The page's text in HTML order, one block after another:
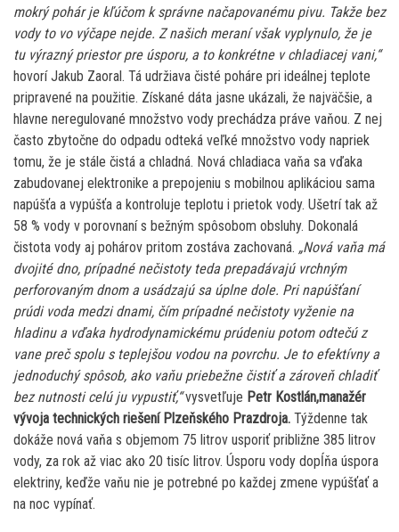
mokrý pohár je kľúčom k správne načapovanému pivu. Takže bez
vody to vo výčape nejde. Z našich meraní však vyplynulo, že je
tu výrazný priestor pre úsporu, a to konkrétne v chladiacej vani,“
hovorí Jakub Zaoral. Tá udržiava čisté poháre pri ideálnej teplote
pripravené na použitie. Získané dáta jasne ukázali, že najväčšie, a
hlavne neregulované množstvo vody prechádza práve vaňou. Z nej
často zbytočne do odpadu odteká veľké množstvo vody napriek
tomu, že je stále čistá a chladná. Nová chladiaca vaňa sa vďaka
zabudovanej elektronike a prepojeniu s mobilnou aplikáciou sama
napúšťa a vypúšťa a kontroluje teplotu i prietok vody. Ušetrí tak až
58 % vody v porovnaní s bežným spôsobom obsluhy. Dokonalá
čistota vody aj pohárov pritom zostáva zachovaná. „Nová vaňa má
dvojité dno, prípadné nečistoty teda prepadávajú vrchným
perforovaným dnom a usádzajú sa úplne dole. Pri napúšťaní
prúdi voda medzi dnami, čím prípadné nečistoty vyženie na
hladinu a vďaka hydrodynamickému prúdeniu potom odtečú z
vane preč spolu s teplejšou vodou na povrchu. Je to efektívny a
jednoduchý spôsob, ako vaňu priebežne čistiť a zároveň chladiť
bez nutnosti celú ju vypustiť,“vysvetľuje Petr Kostlán,manažér
vývoja technických riešení Plzeňského Prazdroja. Týždenne tak
dokáže nová vaňa s objemom 75 litrov usporiť približne 385 litrov
vody, za rok až viac ako 20 tisíc litrov. Úsporu vody dopĺňa úspora
elektriny, keďže vaňu nie je potrebné po každej zmene vypúšťať a
na noc vypínať.